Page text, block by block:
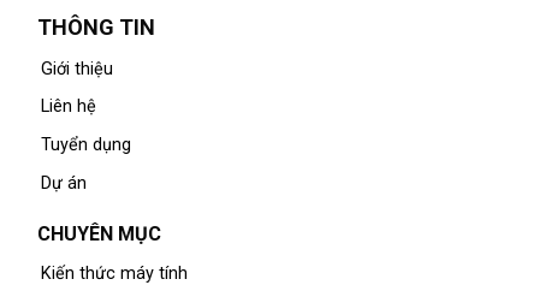
THÔNG TIN
Giới thiệu
Liên hệ
Tuyển dụng
Dự án
CHUYÊN MỤC
Kiến thức máy tính